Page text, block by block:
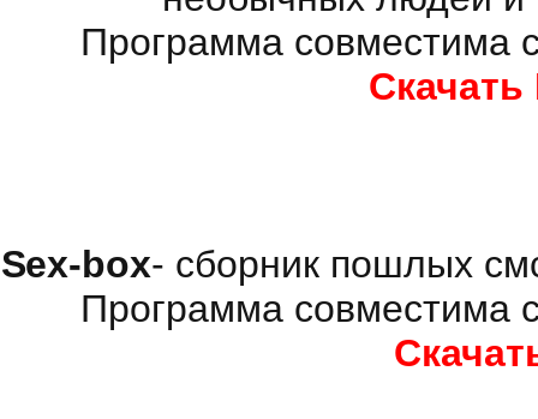
Программа совместима
Sex-box- сборник пошлых
Программа совместима